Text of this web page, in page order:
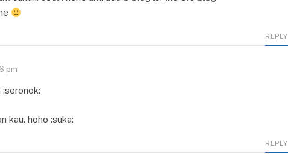
REPLY
pm
:seronok:
kau. hoho :suka:
REPLY